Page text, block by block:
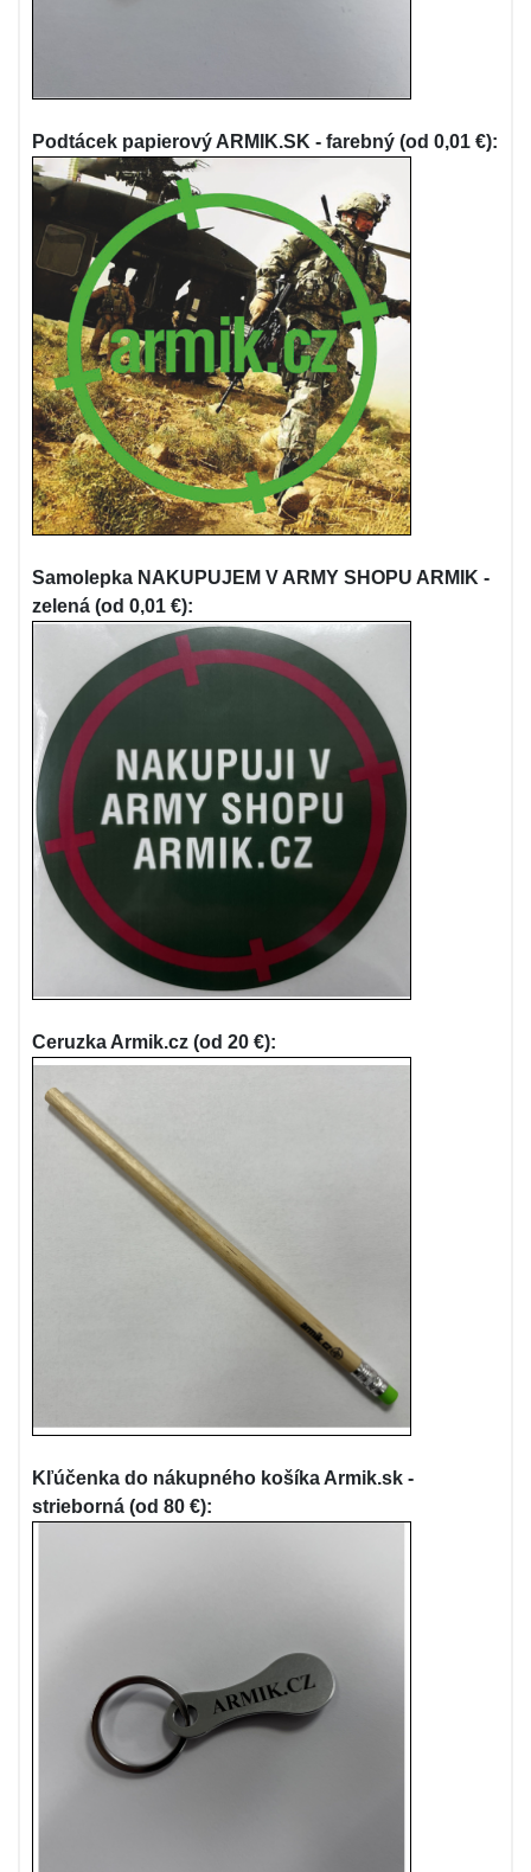
Podtácek papierový ARMIK.SK - farebný (od 0,01 €):
Samolepka NAKUPUJEM V ARMY SHOPU ARMIK -
zelená (od 0,01 €):
Ceruzka Armik.cz (od 20 €):
Kľúčenka do nákupného košíka Armik.sk -
strieborná (od 80 €):